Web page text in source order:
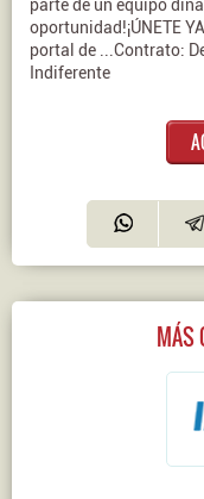
parte de un equipo
oportunidad!¡ÚNETE
portal de ...Contrato:
Indiferente
MÁS